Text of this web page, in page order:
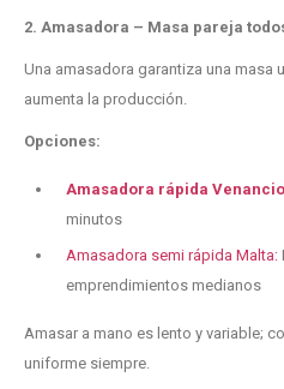
2. Amasadora – Masa pareja
Una amasadora garantiza una masa
aumenta la producción.
Opciones:
Amasadora rápida
minutos
Amasadora semi rápida Malta:
emprendimientos medianos
Amasar a mano es lento y variable;
uniforme siempre.